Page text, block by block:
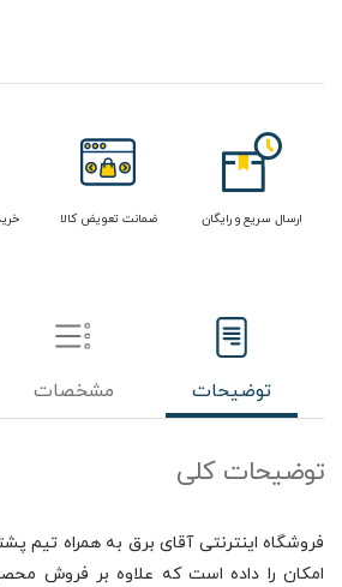
ارسال سریع و رایگان ضمانت تعویض کالا
توضیحات مشخصات
توضیحات کلی
فروشگاه اینترنتی آقای برق به همراه تیم
امکان را داده است که علاوه بر فروش